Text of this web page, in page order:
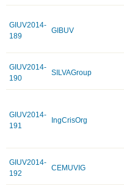
GIUV2014-
189
GIBUV
GIUV2014-
190
SILVAGroup
GIUV2014-
191
IngCrisOrg
GIUV2014-
192
CEMUVIG